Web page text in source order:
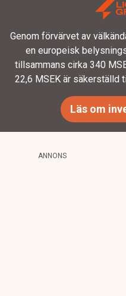
Genom förvärvet av
en europeisk
tillsammans cirka 340
22,6 MSEK är säkerställd
Läs om
ANNONS